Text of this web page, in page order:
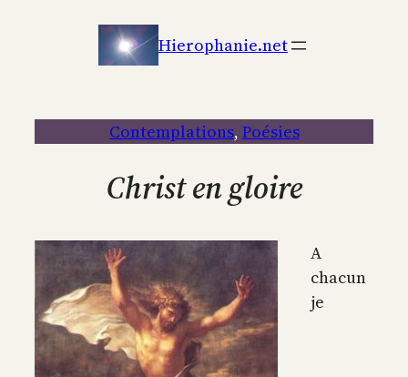
Hierophanie.net
Contemplations, Poésies
Christ en gloire
A
chacun
je